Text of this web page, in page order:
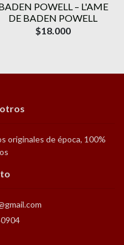
POWELL ‎– L'AME
DE BADEN POWELL
$18.000
originales de época, 100%